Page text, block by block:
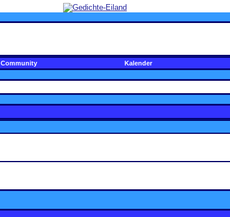
Community Kalender